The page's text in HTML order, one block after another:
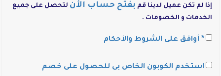
إذا لم تكن عميل لدينا قمبفتح حساب الأنلتحصل على جميع
الخدمات و الخصومات .
*أوافق على الشروط والأحكام
استخدم الكوبون الخاص بى للحصول على خصم